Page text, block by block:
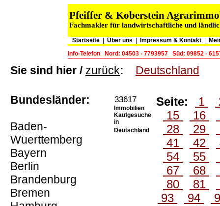
Pfeiffer & Koberstein
Fachmakler für landwirtschaftliche und
Startseite Über uns Impressum & Kontakt
Info-Telefon
Nord: 04503 - 7793957 Süd: 09852 -
Sie sind hier / zurück: Deutschland
Bundesländer:
Baden-
Wuerttemberg
Bayern
Berlin
Brandenburg
Bremen
33617
Immobilien
Kaufgesuche
in
Deutschland
Seite: 1
15
16
28
29
41
42
54
55
67
68
80
81
93
94